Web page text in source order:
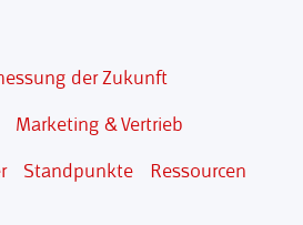
der Zukunft
Marketing & Vertrieb
Standpunkte Ressourcen